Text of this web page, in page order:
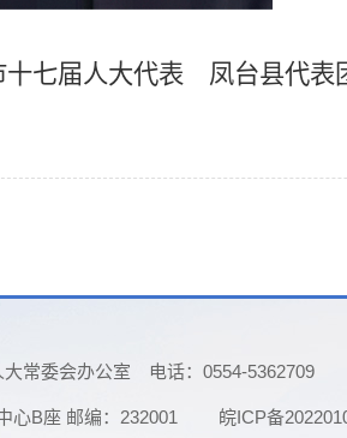
十七届人大代表 凤台县代表
常委会办公室 电话：0554-5362709
心B座 邮编：232001 皖ICP备